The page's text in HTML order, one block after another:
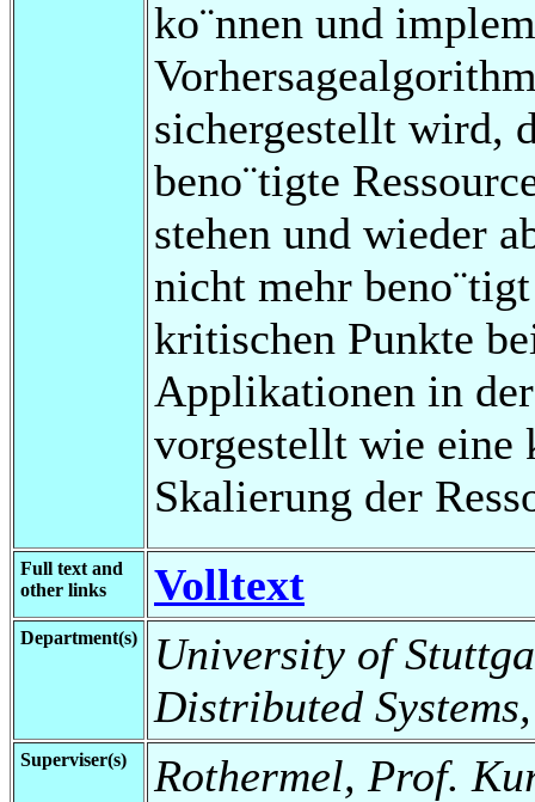
ko¨nnen und
sichergestellt wird,
beno¨tigte
stehen und wieder
nicht mehr
kritischen Punkte
Applikationen in
vorgestellt wie eine
Skalierung der
Full text and
other links
Volltext
Department(s)
University of
Distributed
Superviser(s) Rothermel, Prof.